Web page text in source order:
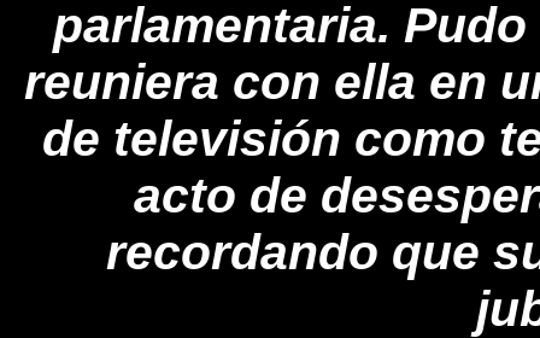
parlamentaria.
reuniera con ella en
de televisión como
acto de
recordando que